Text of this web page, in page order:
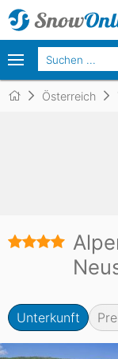
Österreich
Unterkunft
anfragen